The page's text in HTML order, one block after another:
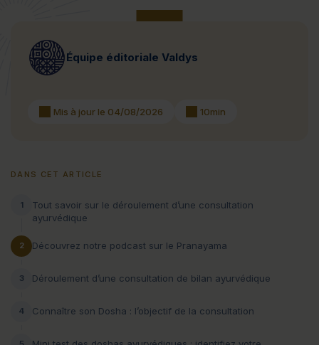
Équipe éditoriale Valdys
Mis à jour le 04/08/2026 10min
DANS CET ARTICLE
1
Tout savoir sur le déroulement d’une consultation
ayurvédique
2 Découvrez notre podcast sur le Pranayama
3 Déroulement d’une consultation de bilan ayurvédique
4 Connaître son Dosha : l’objectif de la consultation